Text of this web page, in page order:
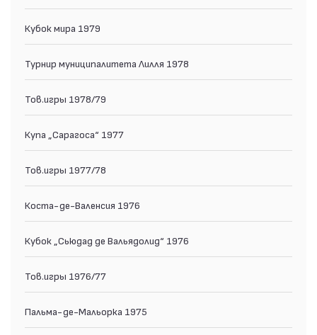
Кубок мира 1979
Турнир муниципалитета Лилля 1978
Тов.игры 1978/79
Купа „Сарагоса“ 1977
Тов.игры 1977/78
Коста-де-Валенсия 1976
Кубок „Сьюдад де Вальядолид“ 1976
Тов.игры 1976/77
Пальма-де-Мальорка 1975